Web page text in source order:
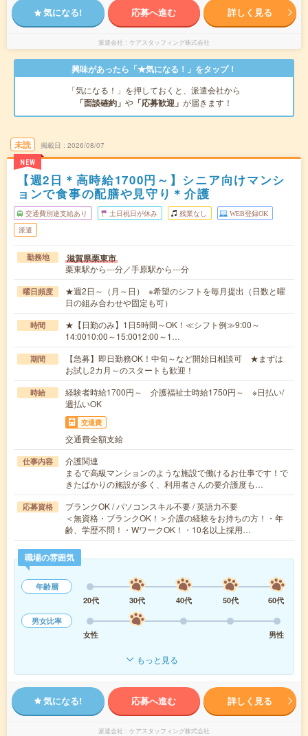
気になる! 応募へ進む 詳しく見る
派遣会社 ケアスタッフィング株式会社
興味があったら「★気になる！」をタップ！
「気になる！」を押しておくと、派遣会社から
「面談確約」 や 「応募歓迎」 が届きます！
未読
NEW
掲載日 2026/08/07
【週2日＊高時給1700円～】シニア向けマンシ
ョンで食事の配膳や見守り＊介護
交通費別途支給あり 土日祝日が休み 残業なし WEB登録OK
派遣
勤務地 滋賀県栗東市
栗東駅から---分／手原駅から---分
曜日頻度
★週2日～（月～日） ※希望のシフトを毎月提出（日数と曜
日の組み合わせや固定も可）
時間
★【日勤のみ】1日5時間～OK！≪シフト例≫9:00～
14:0010:00～15:0012:00～1…
期間
【急募】即日勤務OK！中旬～など開始日相談可 ★まずは
お試し2カ月～のスタートも歓迎！
時給
経験者時給1700円～ 介護福祉士時給1750円～ ※日払い/
週払いOK
交通費
交通費全額支給
仕事内容
介護関連
まるで高級マンションのような施設で働けるお仕事です！で
きたばかりの施設が多く、利用者さんの要介護度も…
応募資格
ブランクOK / パソコンスキル不要 / 英語力不要
＜無資格・ブランクOK！＞介護の経験をお持ちの方！・年
齢、学歴不問！・WワークOK！・10名以上採用…
職場の雰囲気
年齢層
20代
30代 40代 50代
60代
男女比率
女性
男性
もっと見る
気になる! 応募へ進む 詳しく見る
派遣会社 ケアスタッフィング株式会社